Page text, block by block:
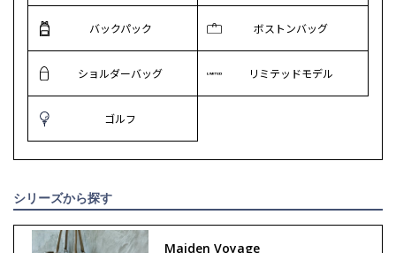
バックパック ボストンバッグ
ショルダーバッグ リミテッドモデル
ゴルフ
シリーズから探す
Maiden Voyage